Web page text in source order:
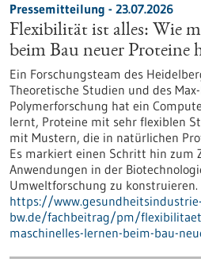
Pressemitteilung - 23.07.2026
Flexibilität ist alles: Wie
beim Bau neuer Proteine
Ein Forschungsteam des
Theoretische Studien und des
Polymerforschung hat ein
lernt, Proteine mit sehr flexiblen
mit Mustern, die in natürlichen
Es markiert einen Schritt hin zum
Anwendungen in der
Umweltforschung zu konstruieren.
https://www.gesundheitsindustrie-
bw.de/fachbeitrag/pm/
maschinelles-lernen-beim-bau-